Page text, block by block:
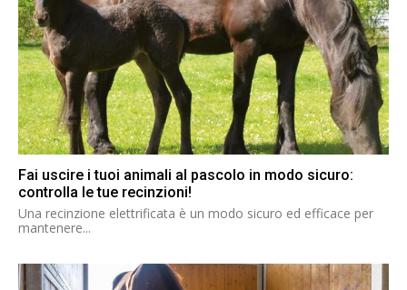
Fai uscire i tuoi animali al pascolo in modo sicuro:
controlla le tue recinzioni!
Una recinzione elettrificata è un modo sicuro ed efficace per
mantenere...